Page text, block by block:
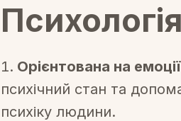
Психологія
Орієнтована на
психічний стан та
психіку людини.